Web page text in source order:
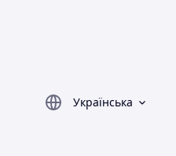
Українська